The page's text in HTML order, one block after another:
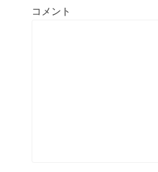
コメント